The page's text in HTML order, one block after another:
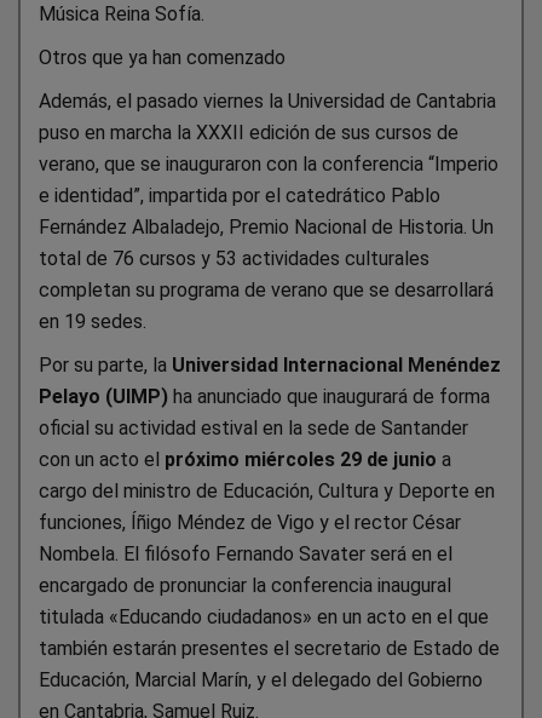
Música Reina Sofía.
Otros que ya han comenzado
Además, el pasado viernes la Universidad de Cantabria
puso en marcha la XXXII edición de sus cursos de
verano, que se inauguraron con la conferencia “Imperio
e identidad”, impartida por el catedrático Pablo
Fernández Albaladejo, Premio Nacional de Historia. Un
total de 76 cursos y 53 actividades culturales
completan su programa de verano que se desarrollará
en 19 sedes.
Por su parte, la Universidad Internacional Menéndez
Pelayo (UIMP) ha anunciado que inaugurará de forma
oficial su actividad estival en la sede de Santander
con un acto el próximo miércoles 29 de junio a
cargo del ministro de Educación, Cultura y Deporte en
funciones, Íñigo Méndez de Vigo y el rector César
Nombela. El filósofo Fernando Savater será en el
encargado de pronunciar la conferencia inaugural
titulada «Educando ciudadanos» en un acto en el que
también estarán presentes el secretario de Estado de
Educación, Marcial Marín, y el delegado del Gobierno
en Cantabria, Samuel Ruiz.